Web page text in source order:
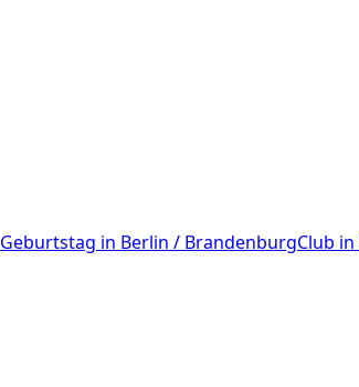
Geburtstag in Berlin / BrandenburgClub in